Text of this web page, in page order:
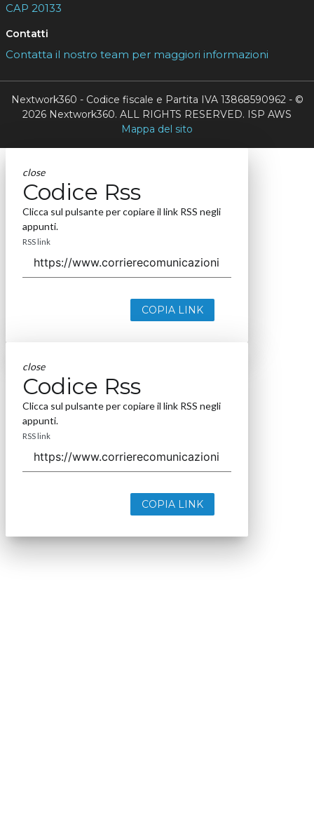
CAP 20133
Contatti
Contatta il nostro team per maggiori informazioni
Nextwork360 - Codice fiscale e Partita IVA 13868590962 - ©
2026 Nextwork360. ALL RIGHTS RESERVED. ISP AWS
Mappa del sito
close
Codice Rss
Clicca sul pulsante per copiare il link RSS negli
appunti.
RSS link
COPIA LINK
close
Codice Rss
Clicca sul pulsante per copiare il link RSS negli
appunti.
RSS link
COPIA LINK